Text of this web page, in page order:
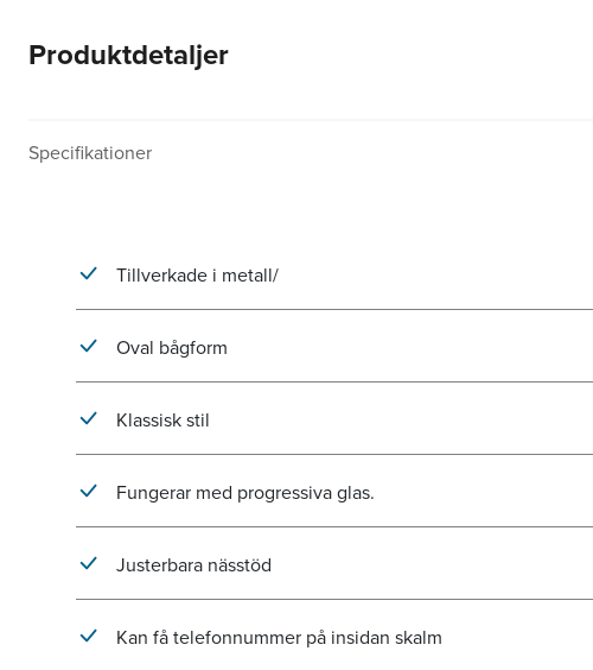
Produktdetaljer
Specifikationer
Tillverkade i metall/
Oval bågform
Klassisk stil
Fungerar med progressiva glas.
Justerbara nässtöd
Kan få telefonnummer på insidan skalm